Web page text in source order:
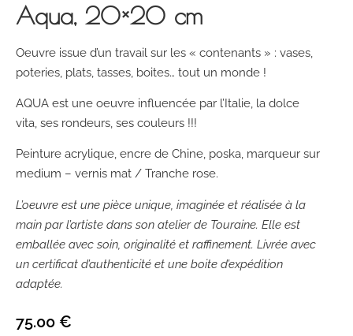
Aqua, 20×20 cm
Oeuvre issue d’un travail sur les « contenants » : vases,
poteries, plats, tasses, boites… tout un monde !
AQUA est une oeuvre influencée par l’Italie, la dolce
vita, ses rondeurs, ses couleurs !!!
Peinture acrylique, encre de Chine, poska, marqueur sur
medium – vernis mat / Tranche rose.
L’oeuvre est une pièce unique, imaginée et réalisée à la
main par l’artiste dans son atelier de Touraine. Elle est
emballée avec soin, originalité et raffinement. Livrée avec
un certificat d’authenticité et une boite d’expédition
adaptée.
75.00 €